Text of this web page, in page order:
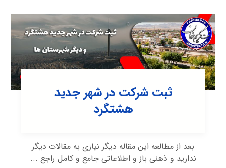
ثبت شرکت در شهر جديد
هشتگرد
بعد از مطالعه این مقاله دیگر نیازی به مقالات دیگر
ندارید و ذهنی باز و اطلاعاتی جامع و کامل راجع ...